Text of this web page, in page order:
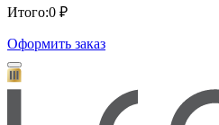
Итого:0 ₽
Оформить заказ